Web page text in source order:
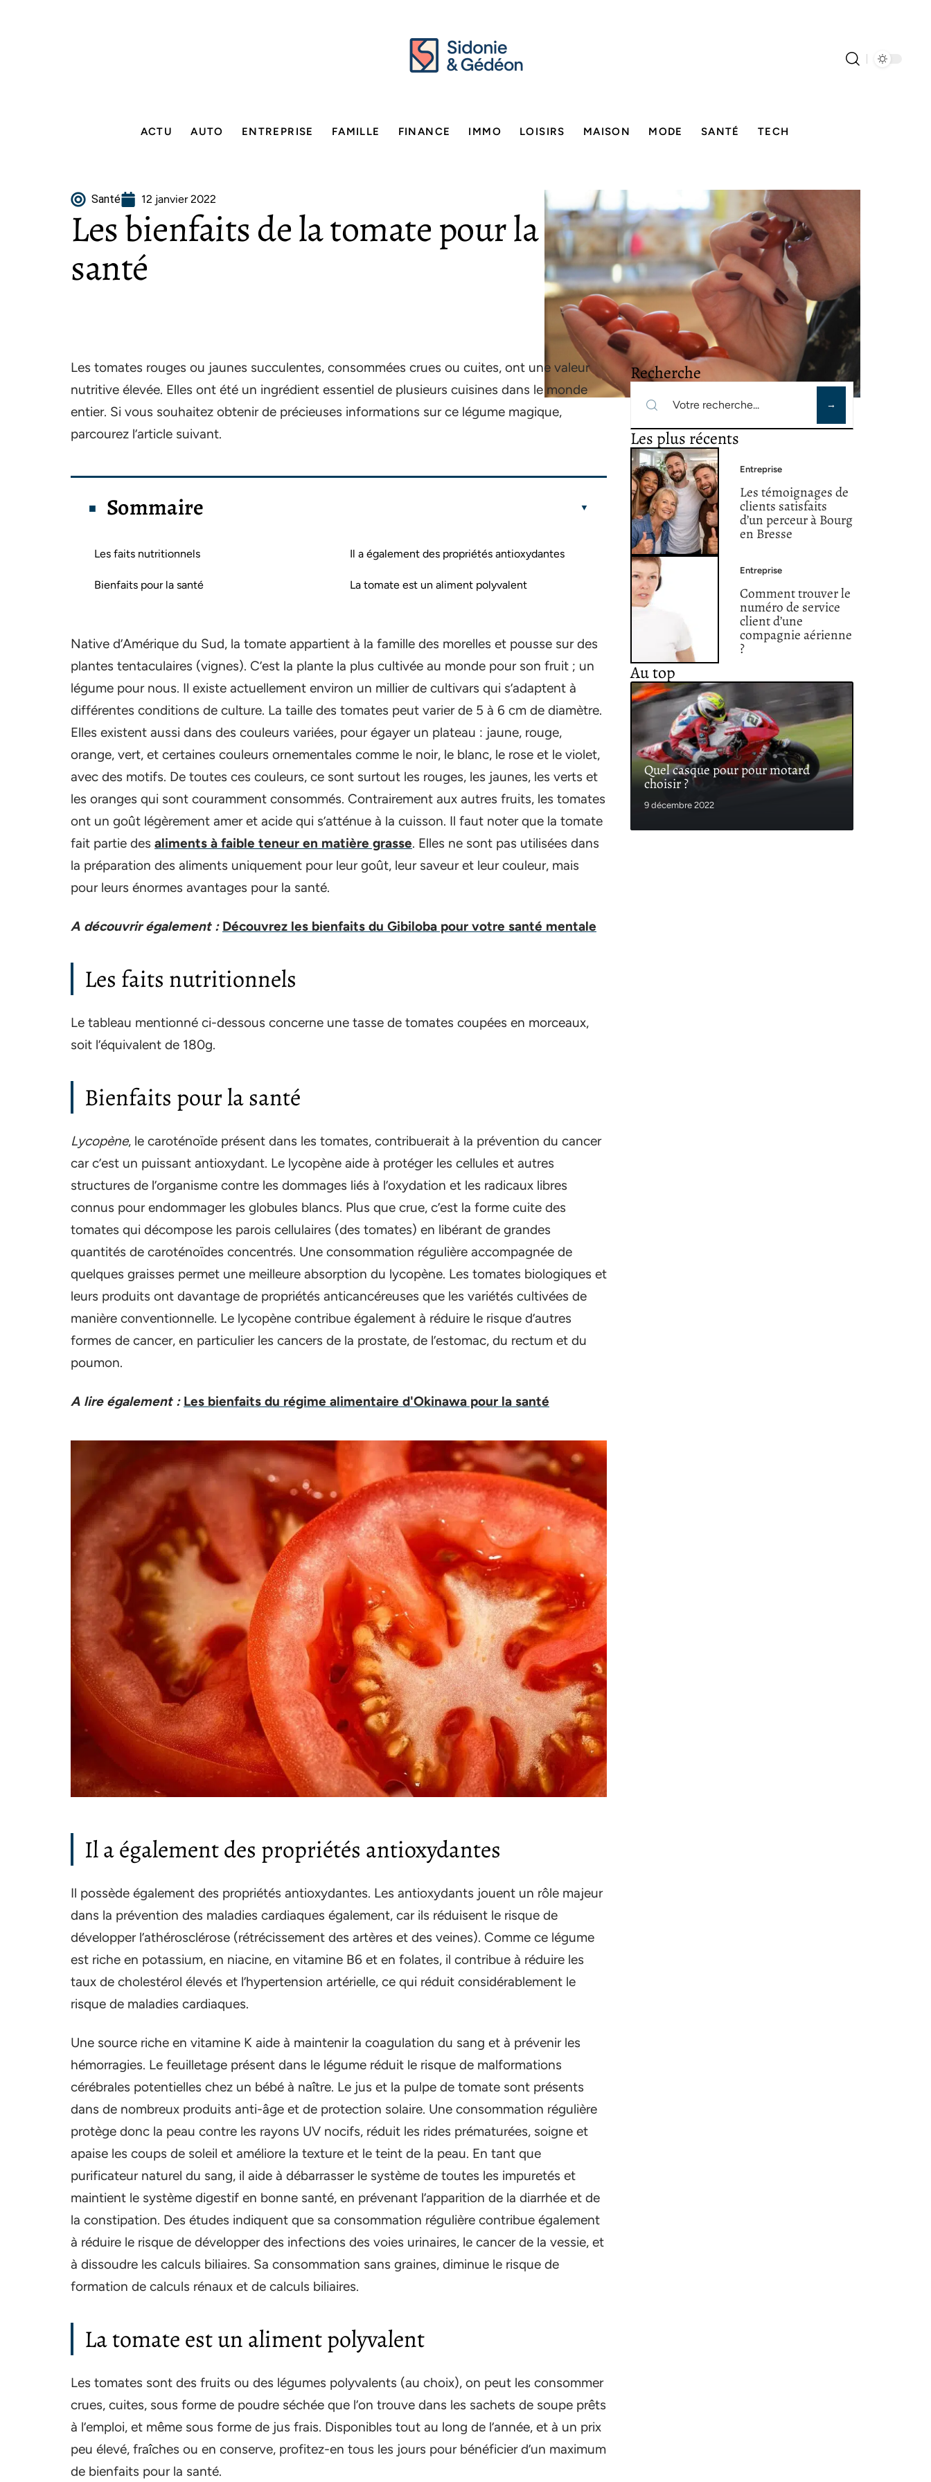
ACTU AUTO ENTREPRISE FAMILLE FINANCE IMMO LOISIRS MAISON MODE SANTÉ TECH
Santé 12 janvier 2022
Les bienfaits de la tomate pour la
santé
Les tomates rouges ou jaunes succulentes, consommées crues ou cuites, ont une valeur
nutritive élevée. Elles ont été un ingrédient essentiel de plusieurs cuisines dans le monde
entier. Si vous souhaitez obtenir de précieuses informations sur ce légume magique,
parcourez l’article suivant.
Sommaire
Les faits nutritionnels
Bienfaits pour la santé
Il a également des propriétés antioxydantes
La tomate est un aliment polyvalent
Native d’Amérique du Sud, la tomate appartient à la famille des morelles et pousse sur des
plantes tentaculaires (vignes). C’est la plante la plus cultivée au monde pour son fruit ; un
légume pour nous. Il existe actuellement environ un millier de cultivars qui s’adaptent à
différentes conditions de culture. La taille des tomates peut varier de 5 à 6 cm de diamètre.
Elles existent aussi dans des couleurs variées, pour égayer un plateau : jaune, rouge,
orange, vert, et certaines couleurs ornementales comme le noir, le blanc, le rose et le violet,
avec des motifs. De toutes ces couleurs, ce sont surtout les rouges, les jaunes, les verts et
les oranges qui sont couramment consommés. Contrairement aux autres fruits, les tomates
ont un goût légèrement amer et acide qui s’atténue à la cuisson. Il faut noter que la tomate
fait partie des aliments à faible teneur en matière grasse. Elles ne sont pas utilisées dans
la préparation des aliments uniquement pour leur goût, leur saveur et leur couleur, mais
pour leurs énormes avantages pour la santé.
A découvrir également : Découvrez les bienfaits du Gibiloba pour votre santé mentale
Les faits nutritionnels
Le tableau mentionné ci-dessous concerne une tasse de tomates coupées en morceaux,
soit l’équivalent de 180g.
Bienfaits pour la santé
Lycopène, le caroténoïde présent dans les tomates, contribuerait à la prévention du cancer
car c’est un puissant antioxydant. Le lycopène aide à protéger les cellules et autres
structures de l’organisme contre les dommages liés à l’oxydation et les radicaux libres
connus pour endommager les globules blancs. Plus que crue, c’est la forme cuite des
tomates qui décompose les parois cellulaires (des tomates) en libérant de grandes
quantités de caroténoïdes concentrés. Une consommation régulière accompagnée de
quelques graisses permet une meilleure absorption du lycopène. Les tomates biologiques et
leurs produits ont davantage de propriétés anticancéreuses que les variétés cultivées de
manière conventionnelle. Le lycopène contribue également à réduire le risque d’autres
formes de cancer, en particulier les cancers de la prostate, de l’estomac, du rectum et du
poumon.
A lire également : Les bienfaits du régime alimentaire d'Okinawa pour la santé
Il a également des propriétés antioxydantes
Il possède également des propriétés antioxydantes. Les antioxydants jouent un rôle majeur
dans la prévention des maladies cardiaques également, car ils réduisent le risque de
développer l’athérosclérose (rétrécissement des artères et des veines). Comme ce légume
est riche en potassium, en niacine, en vitamine B6 et en folates, il contribue à réduire les
taux de cholestérol élevés et l’hypertension artérielle, ce qui réduit considérablement le
risque de maladies cardiaques.
Une source riche en vitamine K aide à maintenir la coagulation du sang et à prévenir les
hémorragies. Le feuilletage présent dans le légume réduit le risque de malformations
cérébrales potentielles chez un bébé à naître. Le jus et la pulpe de tomate sont présents
dans de nombreux produits anti-âge et de protection solaire. Une consommation régulière
protège donc la peau contre les rayons UV nocifs, réduit les rides prématurées, soigne et
apaise les coups de soleil et améliore la texture et le teint de la peau. En tant que
purificateur naturel du sang, il aide à débarrasser le système de toutes les impuretés et
maintient le système digestif en bonne santé, en prévenant l’apparition de la diarrhée et de
la constipation. Des études indiquent que sa consommation régulière contribue également
à réduire le risque de développer des infections des voies urinaires, le cancer de la vessie, et
à dissoudre les calculs biliaires. Sa consommation sans graines, diminue le risque de
formation de calculs rénaux et de calculs biliaires.
La tomate est un aliment polyvalent
Les tomates sont des fruits ou des légumes polyvalents (au choix), on peut les consommer
crues, cuites, sous forme de poudre séchée que l’on trouve dans les sachets de soupe prêts
à l’emploi, et même sous forme de jus frais. Disponibles tout au long de l’année, et à un prix
peu élevé, fraîches ou en conserve, profitez-en tous les jours pour bénéficier d’un maximum
de bienfaits pour la santé.
Recherche
Les plus récents
Entreprise
Les témoignages de
clients satisfaits
d’un perceur à Bourg
en Bresse
Entreprise
Comment trouver le
numéro de service
client d’une
compagnie aérienne
?
Au top
Quel casque pour pour motard
choisir ?
9 décembre 2022